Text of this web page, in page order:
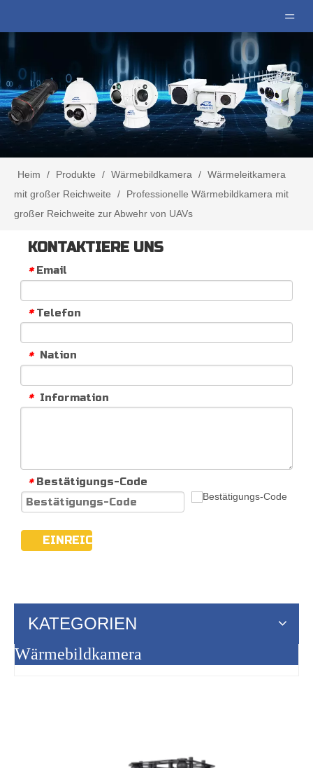
Heim / Produkte / Wärmebildkamera / Wärmeleitkamera
mit großer Reichweite
/
Professionelle Wärmebildkamera mit
großer Reichweite zur Abwehr von UAVs
KONTAKTIERE UNS
* Email
* Telefon
* Nation
* Information
* Bestätigungs-Code
EINREICHEN
KATEGORIEN
Wärmebildkamera